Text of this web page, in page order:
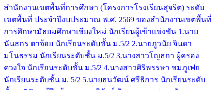
สำนักงานเขตพื้นที่การศึกษา (โครงการโรงเรียนสุจริต) ระดับ
เขตพื้นที่ ประจำปีงบประมาณ พ.ศ. 2569 ของสำนักงานเขตพื้นที่
การศึกษามัธยมศึกษาเชียงใหม่ นักเรียนผู้เข้าแข่งขัน 1.นาย
นันธกร ตาจ้อย นักเรียนระดับชั้น ม.5/2 2.นายภูวนัย จินดา
มโนธรรม นักเรียนระดับชั้น ม.5/2 3.นางสาวโญธกา ผู้ครอง
ดวงใจ นักเรียนระดับชั้น ม.5/2 4.นางสาวศิริพรรษา ชมภูเฟย
นักเรียนระดับชั้น ม. 5/2 5.นายธนวัฒน์ ศรีธิการ นักเรียนระดับ